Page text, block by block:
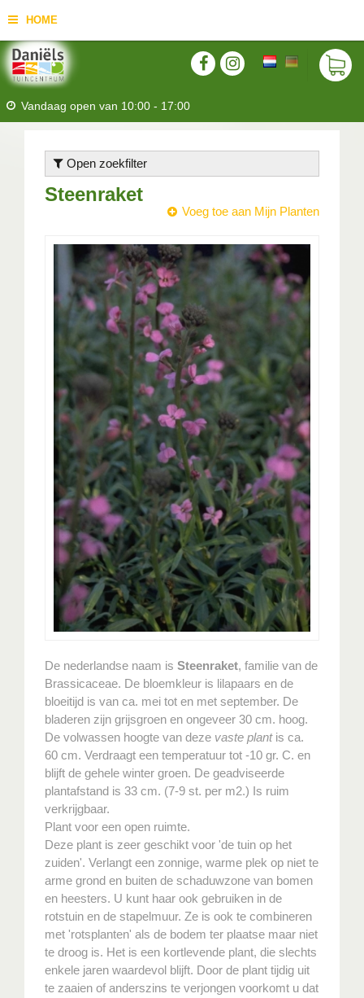
HOME
Vandaag open van 10:00 - 17:00
Open zoekfilter
Steenraket
Voeg toe aan Mijn Planten
De nederlandse naam is Steenraket, familie van de
Brassicaceae. De bloemkleur is lilapaars en de
bloeitijd is van ca. mei tot en met september. De
bladeren zijn grijsgroen en ongeveer 30 cm. hoog.
De volwassen hoogte van deze vaste plantis ca.
60 cm. Verdraagt een temperatuur tot -10 gr. C. en
blijft de gehele winter groen. De geadviseerde
plantafstand is 33 cm. (7-9 st. per m2.) Is ruim
verkrijgbaar.
Plant voor een open ruimte.
Deze plant is zeer geschikt voor 'de tuin op het
zuiden'. Verlangt een zonnige, warme plek op niet te
arme grond en buiten de schaduwzone van bomen
en heesters. U kunt haar ook gebruiken in de
rotstuin en de stapelmuur. Ze is ook te combineren
met 'rotsplanten' als de bodem ter plaatse maar niet
te droog is. Het is een kortlevende plant, die slechts
enkele jaren waardevol blijft. Door de plant tijdig uit
te zaaien of anderszins te verjongen voorkomt u dat